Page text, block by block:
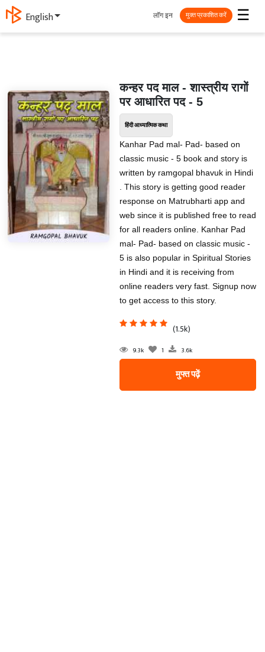
English ☰
लॉग इन मुक्त प्रकाशित करें
कन्‍हर पद माल - शास्त्रीय रागों
पर आधारित पद - 5
हिंदी आध्यात्मिक कथा
Kanhar Pad mal- Pad- based on
classic music - 5 book and story is
written by ramgopal bhavuk in Hindi
. This story is getting good reader
response on Matrubharti app and
web since it is published free to read
for all readers online. Kanhar Pad
mal- Pad- based on classic music -
5 is also popular in Spiritual Stories
in Hindi and it is receiving from
online readers very fast. Signup now
to get access to this story.
(1.5k)
9.3k 1 3.6k
मुफ्त पढ़ें